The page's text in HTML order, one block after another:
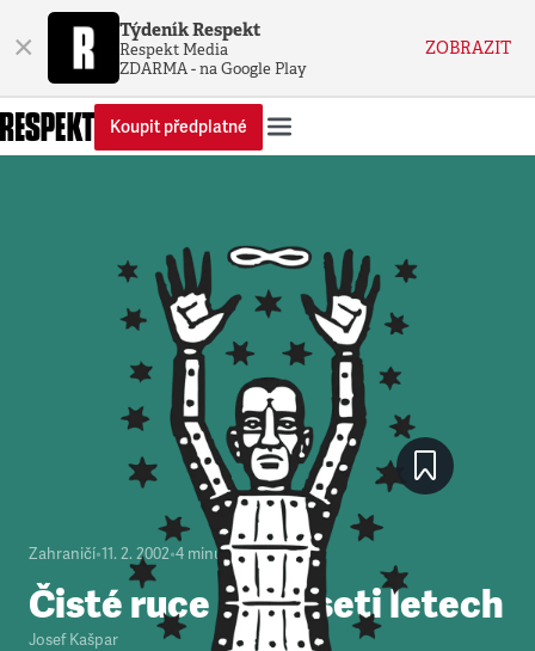
× Týdeník Respekt
Respekt Media
ZDARMA - na Google Play
ZOBRAZIT
Koupit předplatné
Zahraničí•11. 2. 2002•4 minuty
Čisté ruce po deseti letech
Josef Kašpar